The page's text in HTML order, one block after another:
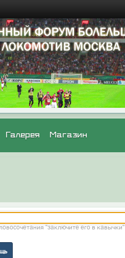
Галерея Магазин
"заключите его в кавычки"